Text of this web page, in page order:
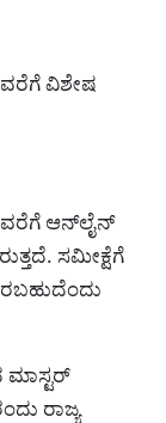
ವಿಶೇಷ
ಆನ್‍ಲೈನ್
ಸಮೀಕ್ಷೆಗೆ
ಮಾಸ್ಟರ್
ರಾಜ್ಯ